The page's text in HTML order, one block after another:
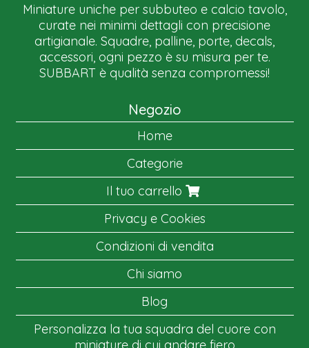
Miniature uniche per subbuteo e calcio tavolo,
curate nei minimi dettagli con precisione
artigianale. Squadre, palline, porte, decals,
accessori, ogni pezzo è su misura per te.
SUBBART è qualità senza compromessi!
Negozio
Home
Categorie
Il tuo carrello
Privacy e Cookies
Condizioni di vendita
Chi siamo
Blog
Personalizza la tua squadra del cuore con
miniature di cui andare fiero